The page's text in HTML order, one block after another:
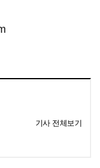
기사 전체보기